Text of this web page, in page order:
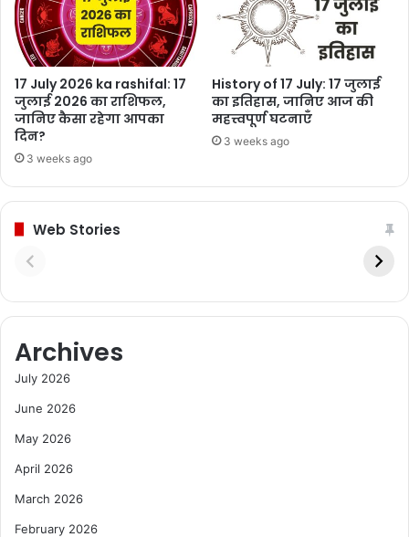
17 July 2026 ka rashifal: 17
जुलाई 2026 का राशिफल,
जानिए कैसा रहेगा आपका
दिन?
3 weeks ago
History of 17 July: 17 जुलाई
का इतिहास, जानिए आज की
महत्त्वपूर्ण घटनाएँ
3 weeks ago
Web Stories
Archives
July 2026
June 2026
May 2026
April 2026
March 2026
February 2026